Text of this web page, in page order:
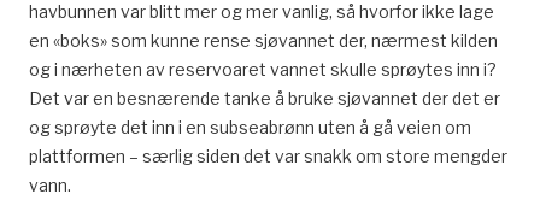
havbunnen var blitt mer og mer vanlig, så hvorfor ikke lage
en «boks» som kunne rense sjøvannet der, nærmest kilden
og i nærheten av reservoaret vannet skulle sprøytes inn i?
Det var en besnærende tanke å bruke sjøvannet der det er
ogsprøyte det inn i en subseabrønn uten å gå veien om
plattformen – særlig siden det var snakk om store mengder
vann.